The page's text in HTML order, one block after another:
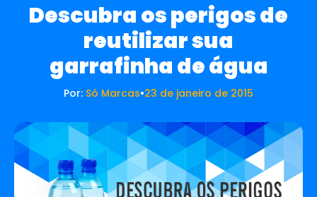
Descubra os perigos de
reutilizar sua
garrafinha de água
Por: Só Marcas•23 de janeiro de 2015